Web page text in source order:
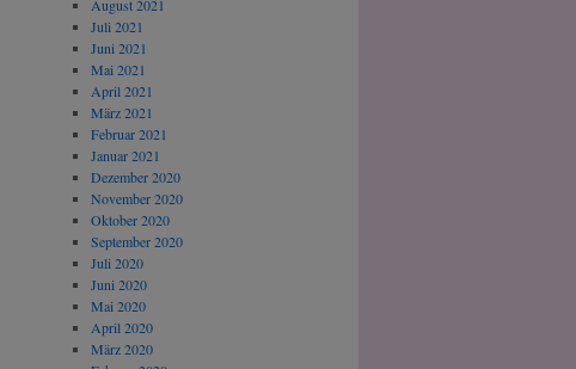
August 2021
Juli 2021
Juni 2021
Mai 2021
April 2021
März 2021
Februar 2021
Januar 2021
Dezember 2020
November 2020
Oktober 2020
September 2020
Juli 2020
Juni 2020
Mai 2020
April 2020
März 2020